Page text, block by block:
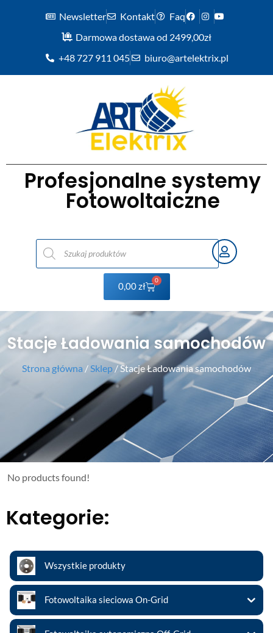
Newsletter Kontakt
Faq
Darmowa dostawa od 2499,00zł
+48 727 911 045
biuro@artelektrix.pl
Profesjonalne systemy
Fotowoltaiczne
0,00zł
0
Stacje Ładowania samochodów
Strona główna / Sklep / Stacje Ładowania samochodów
Kategorie:
Wszystkie produkty
Fotowoltaika sieciowa On-Grid
No products found!